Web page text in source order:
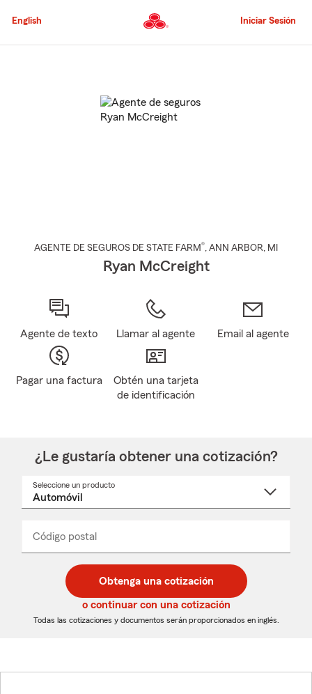
al
principal
English Iniciar Sesión
AGENTE DE SEGUROS DE STATE FARM®, ANN ARBOR, MI
Ryan McCreight
Agente de texto Llamar al agente Email al agente
Pagar una factura
Obtén una tarjeta
de identificación
¿Le gustaría obtener una cotización?
Seleccione un producto
desplegable
Código postal
de
5
dígitos
de
5
dígitos
_____
Obtenga una cotización
o continuar con una cotización
Todas las cotizaciones y documentos serán proporcionados en inglés.